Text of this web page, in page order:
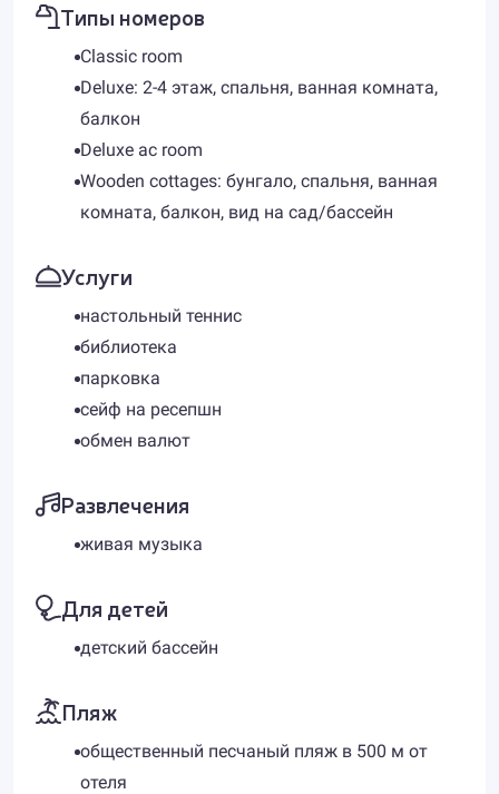
Типы номеров
Classic room
Deluxe: 2-4 этаж, спальня, ванная комната,
балкон
Deluxe ac room
Wooden cottages: бунгало, спальня, ванная
комната, балкон, вид на сад/бассейн
Услуги
настольный теннис
библиотека
парковка
сейф на ресепшн
обмен валют
Развлечения
живая музыка
Для детей
детский бассейн
Пляж
общественный песчаный пляж в 500 м от
отеля